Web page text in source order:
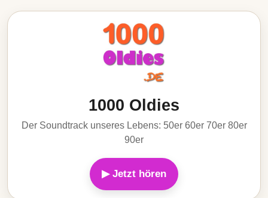
1000 Oldies
Der Soundtrack unseres Lebens: 50er 60er 70er 80er
90er
▶ Jetzt hören